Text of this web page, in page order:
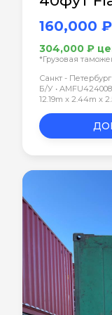
160,000 ₽
304,000 ₽
*Грузовая
Санкт -
Б/У •
12.19m x 2.44m x